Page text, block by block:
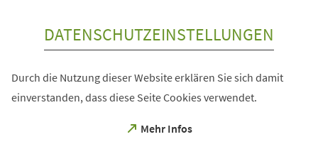
DATENSCHUTZEINSTELLUNGEN
Durch die Nutzung dieser Website erklären Sie sich damit
einverstanden, dass diese Seite Cookies verwendet.
Mehr Infos
(Öffnet